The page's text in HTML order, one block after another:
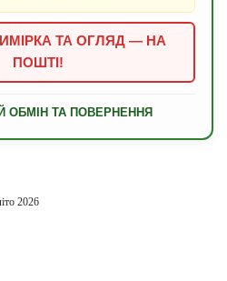
ТА ОГЛЯД — НА
ПОШТІ!
ОБМІН ТА ПОВЕРНЕННЯ
2026